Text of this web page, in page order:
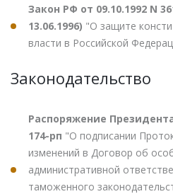
Закон РФ от 09.10.1992 N
13.06.1996) "О защите
власти в Российской
Законодательство
Распоряжение
174-рп "О подписании
изменений в Договор об
административной
таможенного